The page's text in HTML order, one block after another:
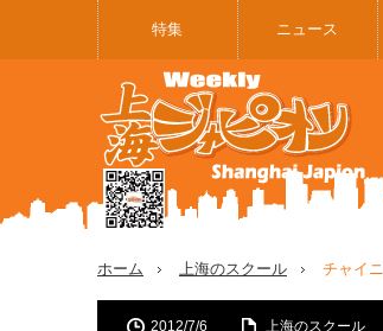
特集 ニュース
ホーム 上海のスクール チャイ
2012/7/6 上海のスクール